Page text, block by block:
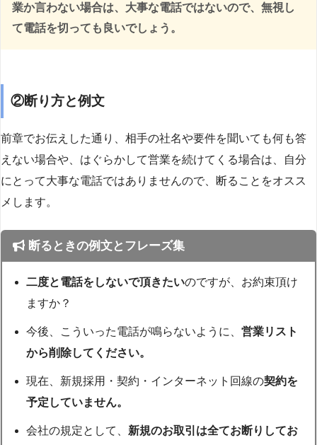
業か言わない場合は、大事な電話ではないので、無視し
て電話を切っても良いでしょう。
②断り方と例文
前章でお伝えした通り、相手の社名や要件を聞いても何も答
えない場合や、はぐらかして営業を続けてくる場合は、自分
にとって大事な電話ではありませんので、断ることをオスス
メします。
断るときの例文とフレーズ集
二度と電話をしないで頂きたいのですが、お約束頂け
ますか？
今後、こういった電話が鳴らないように、営業リスト
から削除してください。
現在、新規採用・契約・インターネット回線の契約を
予定していません。
会社の規定として、 新規のお取引は全てお断りしてお